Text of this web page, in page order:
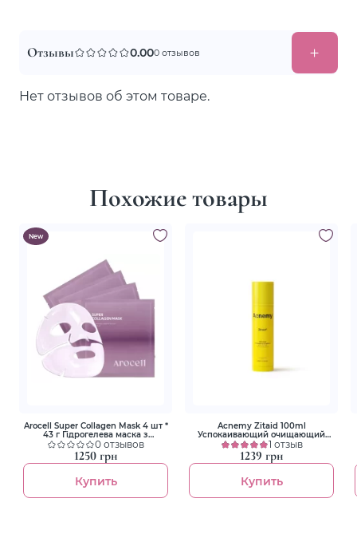
Отзывы 0.000 отзывов
Нет отзывов об этом товаре.
Похожие товары
New
Arocell Super Collagen Mask 4 шт *
43 г Гідрогелева маска з
колагеном і пептидами для
ліфтингу та зволоження
0 отзывов
1250 грн
Купить
Acnemy Zitaid 100ml
Успокаивающий очищающий
тоник1 отзыв
1239 грн
Купить